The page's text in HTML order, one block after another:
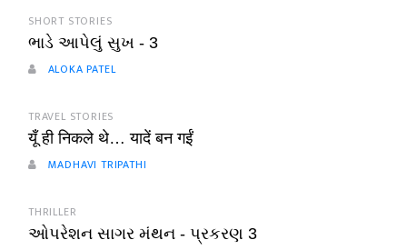
SHORT STORIES
ભાડે આપેલું સુખ - 3
ALOKA PATEL
TRAVEL STORIES
यूँ ही निकले थे… यादें बन गईं
MADHAVI TRIPATHI
THRILLER
ઓપરેશન સાગર મંથન - પ્રકરણ 3